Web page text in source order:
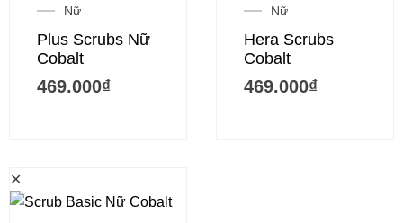
Nữ
Plus Scrubs Nữ
Cobalt
469.000₫
Nữ
Hera Scrubs
Cobalt
469.000₫
✕